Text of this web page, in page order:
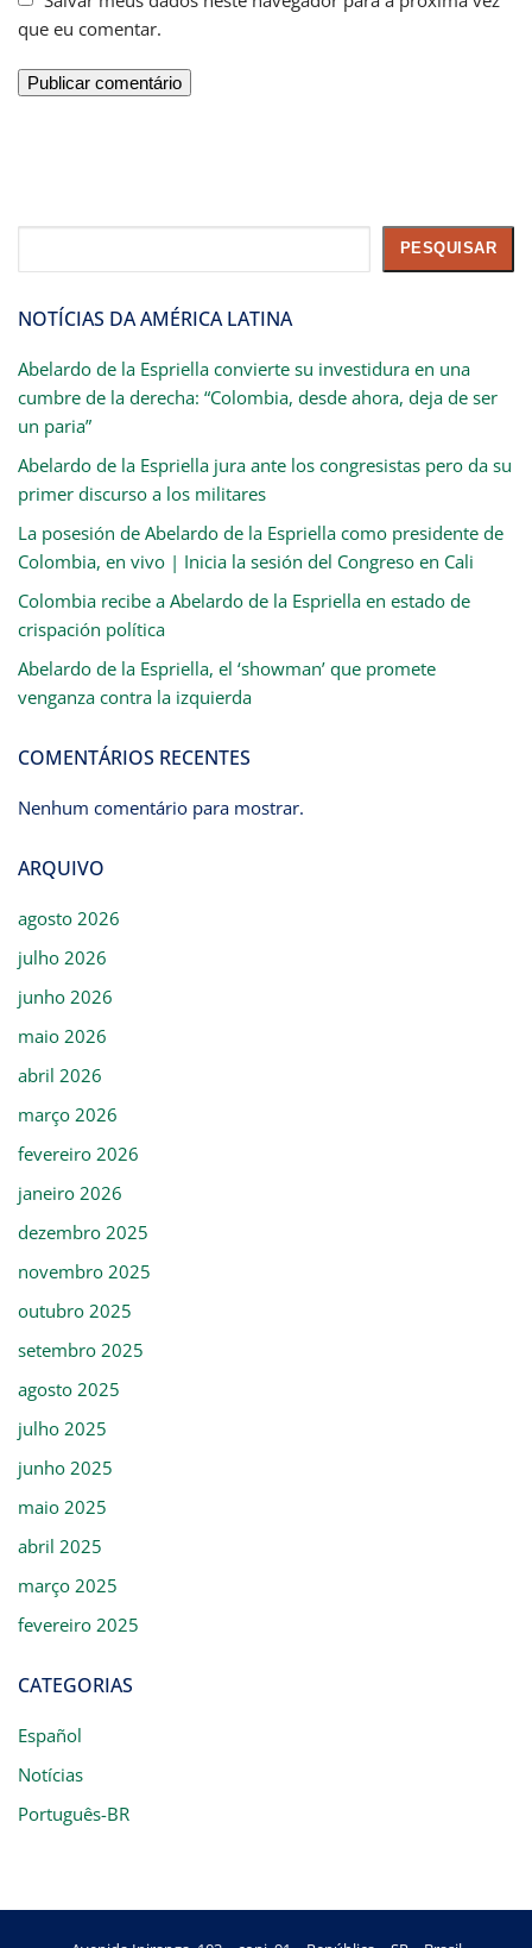
que eu comentar.
PESQUISAR
NOTÍCIAS DA AMÉRICA LATINA
Abelardo de la Espriella convierte su investidura en una
cumbre de la derecha: “Colombia, desde ahora, deja de ser
un paria”
Abelardo de la Espriella jura ante los congresistas pero da su
primer discurso a los militares
La posesión de Abelardo de la Espriella como presidente de
Colombia, en vivo | Inicia la sesión del Congreso en Cali
Colombia recibe a Abelardo de la Espriella en estado de
crispación política
Abelardo de la Espriella, el ‘showman’ que promete
venganza contra la izquierda
COMENTÁRIOS RECENTES
Nenhum comentário para mostrar.
ARQUIVO
agosto 2026
julho 2026
junho 2026
maio 2026
abril 2026
março 2026
fevereiro 2026
janeiro 2026
dezembro 2025
novembro 2025
outubro 2025
setembro 2025
agosto 2025
julho 2025
junho 2025
maio 2025
abril 2025
março 2025
fevereiro 2025
CATEGORIAS
Español
Notícias
Português-BR